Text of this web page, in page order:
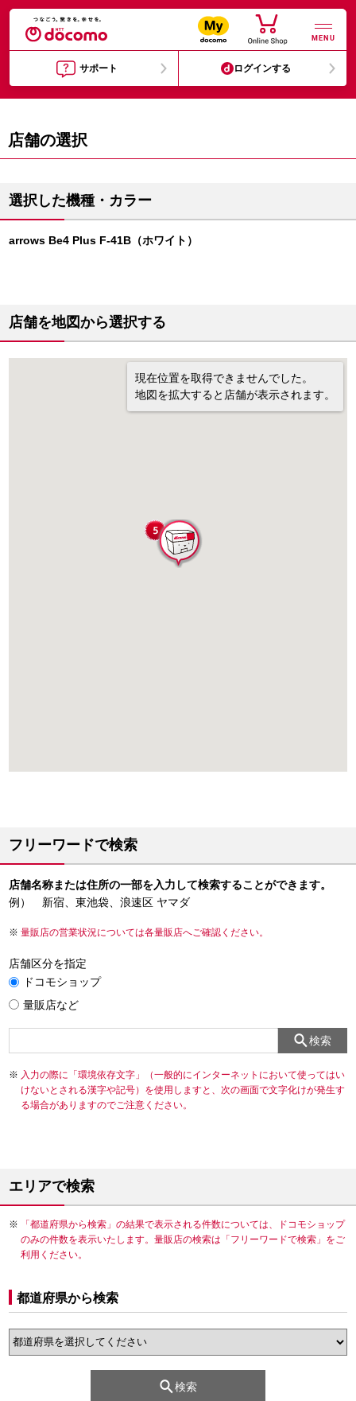
MENU
サポート ログインする
店舗の選択
選択した機種・カラー
arrows Be4 Plus F-41B（ホワイト）
店舗を地図から選択する
現在位置を取得できませんでした。
地図を拡大すると店舗が表示されます。
フリーワードで検索
店舗名称または住所の一部を入力して検索することができます。
例） 新宿、東池袋、浪速区 ヤマダ
量販店の営業状況については各量販店へご確認ください。
店舗区分を指定
ドコモショップ
量販店など
検索
入力の際に「環境依存文字」（一般的にインターネットにおいて使ってはい
けないとされる漢字や記号）を使用しますと、次の画面で文字化けが発生す
る場合がありますのでご注意ください。
エリアで検索
「都道府県から検索」の結果で表示される件数については、ドコモショップ
のみの件数を表示いたします。量販店の検索は「フリーワードで検索」をご
利用ください。
都道府県から検索
検索